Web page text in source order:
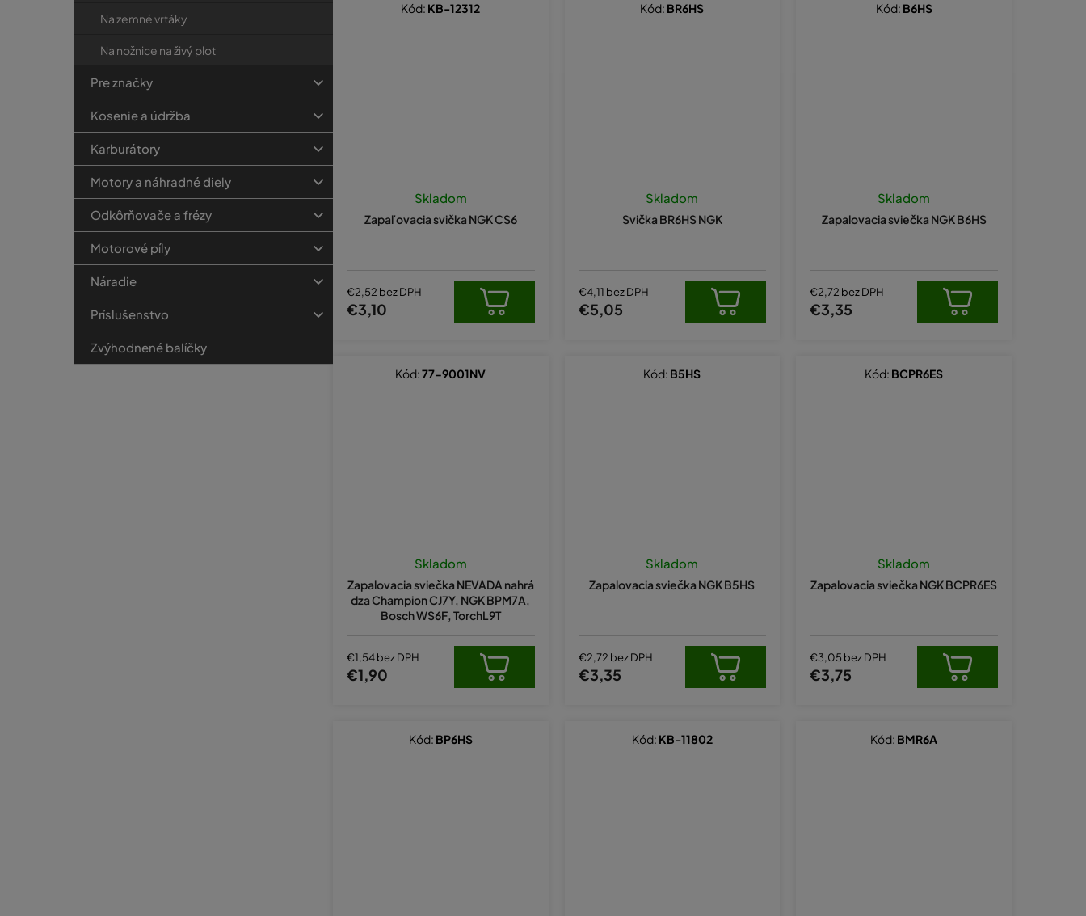
Na zemné vrtáky
Na nožnice na živý plot
Pre značky
Kosenie a údržba
Karburátory
Motory a náhradné diely
Odkôrňovače a frézy
Motorové píly
Náradie
Príslušenstvo
Zvýhodnené balíčky
Zapaľovacia svička NGK CS6
Skladom
€2,52 bez DPH
€3,10
Kód: KB-12312
Svička BR6HS NGK
Skladom
€4,11 bez DPH
€5,05
Kód: BR6HS
Zapalovacia sviečka NGK B6HS
Skladom
€2,72 bez DPH
€3,35
Kód: B6HS
Zapalovacia sviečka NEVADA nahrá
dza Champion CJ7Y, NGK BPM7A,
Bosch WS6F, TorchL9T
Skladom
€1,54 bez DPH
€1,90
Kód:77-9001NV
Zapalovacia sviečka NGK B5HS
Skladom
€2,72 bez DPH
€3,35
Kód: B5HS
Zapalovacia sviečka NGK BCPR6ES
Skladom
€3,05 bez DPH
€3,75
Kód: BCPR6ES
Kód: BP6HS Kód: KB-11802 Kód: BMR6A